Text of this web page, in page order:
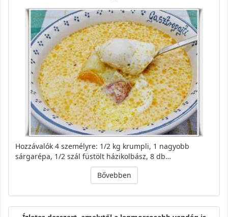
Hozzávalók 4 személyre: 1/2 kg krumpli, 1 nagyobb
sárgarépa, 1/2 szál füstölt házikolbász, 8 db…
Bővebben